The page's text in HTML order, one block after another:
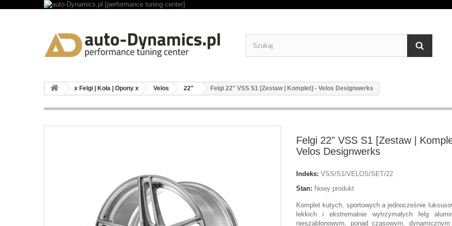
x Felgi | Koła | Opony x Velos 22" Felgi 22" VSS S1 [Zestaw | Komplet] - Velos Designwerks
Felgi 22" VSS S1 [Zestaw |
Velos Designwerks
Indeks: VSS/S1/VELOS/SET/22
Stan: Nowy produkt
Komplet kutych, sportowych a jednocześnie
lekkich i ekstremalnie wytrzymałych felg
nieszablonowym, ponad czasowym,